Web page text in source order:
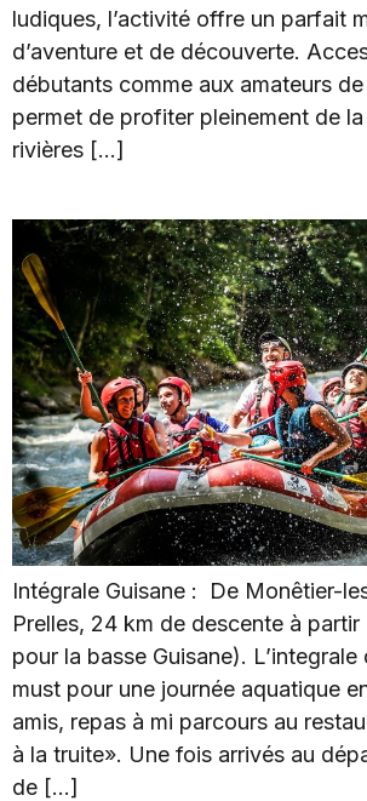
ludiques, l’activité offre un parfait
d’aventure et de découverte.
débutants comme aux amateurs
permet de profiter pleinement de
rivières […]
Intégrale Guisane : De Monêtier-
Prelles, 24 km de descente à partir
pour la basse Guisane).
must pour une journée aquatique
amis, repas à mi parcours au
à la truite». Une fois arrivés au
de […]